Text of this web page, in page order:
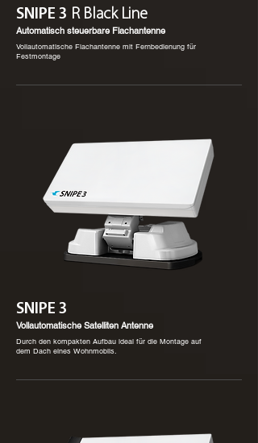
SNIPE 3 R Black Line
Automatisch steuerbare Flachantenne
Vollautomatische Flachantenne mit Fernbedienung für
Festmontage
SNIPE 3
Vollautomatische Satelliten Antenne
Durch den kompakten Aufbau ideal für die Montage auf
dem Dach eines Wohnmobils.